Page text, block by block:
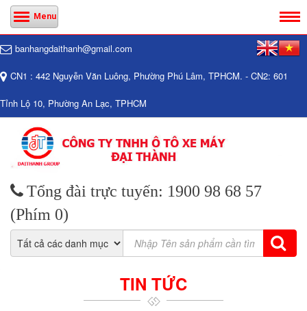
Menu
banhangdaithanh@gmail.com
CN1 : 442 Nguyễn Văn Luông, Phường Phú Lâm, TPHCM. - CN2: 601
Tỉnh Lộ 10, Phường An Lạc, TPHCM
Tổng đài trực tuyến: 1900 98 68 57
(Phím 0)
TIN TỨC